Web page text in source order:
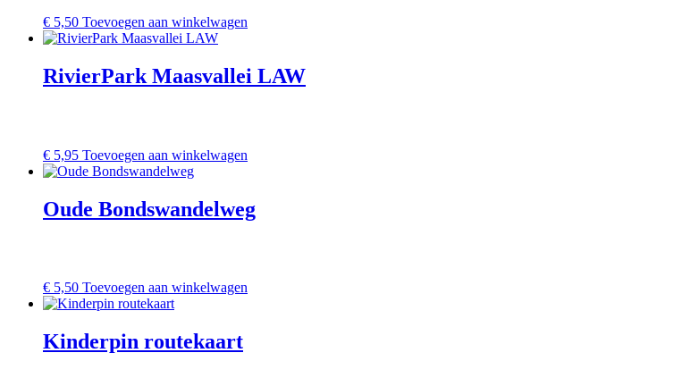
€ 5,50 Toevoegen aan winkelwagen
RivierPark Maasvallei LAW
€ 5,95 Toevoegen aan winkelwagen
Oude Bondswandelweg
€ 5,50 Toevoegen aan winkelwagen
Kinderpin routekaart